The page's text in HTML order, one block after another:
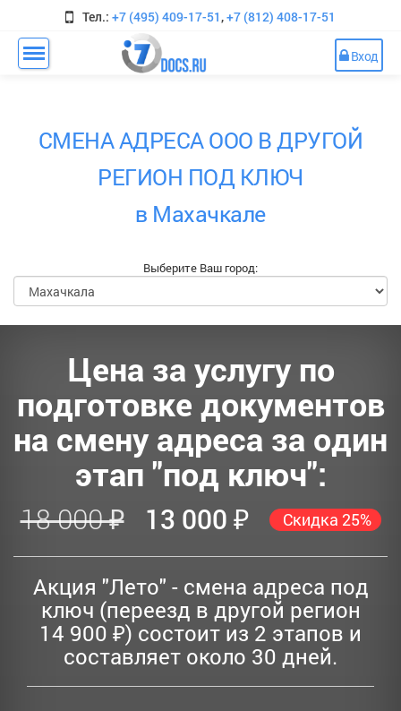
Тел.: +7 (495) 409-17-51,+7 (812) 408-17-51
Вход
СМЕНА АДРЕСА ООО В ДРУГОЙ
РЕГИОН ПОД КЛЮЧ
в Махачкале
Выберите Ваш город:
Цена за услугу по
подготовке документов
на смену адреса за один
этап "под ключ":
18 000 ₽ 13 000 ₽ Скидка 25%
Акция "Лето" - смена адреса под
ключ (переезд в другой регион
14 900 ₽) состоит из 2 этапов и
составляет около 30 дней.